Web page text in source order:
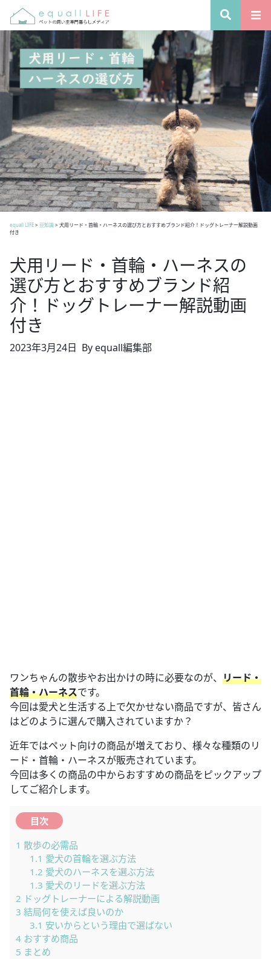
equall LIFE> 豆知識> 犬用リード・首輪・ハーネスの選び方とおすすめブランド紹介！ドッグトレーナー解説動画
付き
犬用リード・首輪・ハーネスの
選び方とおすすめブランド紹
介！ドッグトレーナー解説動画
付き
2023年3月24日 By equall編集部
ワンちゃんの散歩やお出かけの時に必要なのが、 リード・
首輪・ハーネスです。
今回は愛犬と生活する上で欠かせない商品ですが、皆さん
はどのように選んで購入されていますか？
近年ではペット向けの商品が増えており、様々な種類のリ
ード・首輪・ハーネスが販売されています。
今回は多くの商品の中からおすすめの商品をピックアップ
してご紹介します。
目次
1 散歩の必需品
1.1 愛犬の首輪を選ぶ方法
1.2 愛犬のハーネスを選ぶ方法
1.3 愛犬のリードを選ぶ方法
2 ドッグトレーナーによる解説動画
3 結局何を使えば良いのか
3.1 安いからという理由で選ばない
4 おすすめ商品
5 まとめ